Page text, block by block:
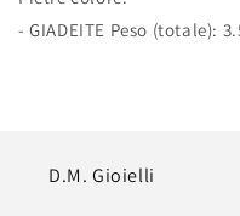
- GIADEITE Peso (totale):
D.M. Gioielli